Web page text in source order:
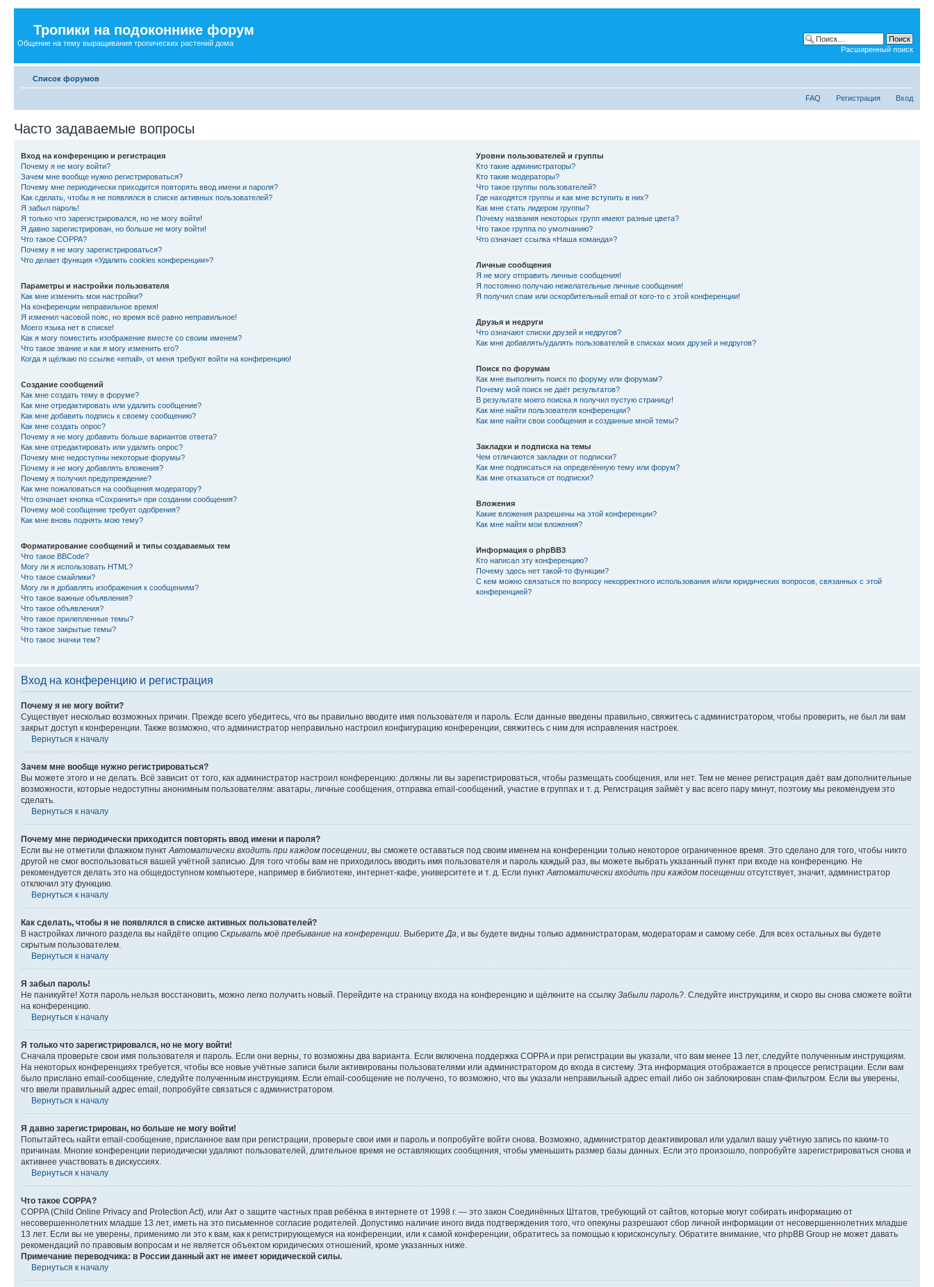
Тропики на подоконнике форум
Общение на тему выращивания тропических растений дома
Расширенный поиск
Список форумов
FAQ Регистрация Вход
Часто задаваемые вопросы
Вход на конференцию и регистрация
Почему я не могу войти?
Зачем мне вообще нужно регистрироваться?
Почему мне периодически приходится повторять ввод имени и пароля?
Как сделать, чтобы я не появлялся в списке активных пользователей?
Я забыл пароль!
Я только что зарегистрировался, но не могу войти!
Я давно зарегистрирован, но больше не могу войти!
Что такое COPPA?
Почему я не могу зарегистрироваться?
Что делает функция «Удалить cookies конференции»?
Параметры и настройки пользователя
Как мне изменить мои настройки?
На конференции неправильное время!
Я изменил часовой пояс, но время всё равно неправильное!
Моего языка нет в списке!
Как я могу поместить изображение вместе со своим именем?
Что такое звание и как я могу изменить его?
Когда я щёлкаю по ссылке «email», от меня требуют войти на конференцию!
Создание сообщений
Как мне создать тему в форуме?
Как мне отредактировать или удалить сообщение?
Как мне добавить подпись к своему сообщению?
Как мне создать опрос?
Почему я не могу добавить больше вариантов ответа?
Как мне отредактировать или удалить опрос?
Почему мне недоступны некоторые форумы?
Почему я не могу добавлять вложения?
Почему я получил предупреждение?
Как мне пожаловаться на сообщения модератору?
Что означает кнопка «Сохранить» при создании сообщения?
Почему моё сообщение требует одобрения?
Как мне вновь поднять мою тему?
Форматирование сообщений и типы создаваемых тем
Что такое BBCode?
Могу ли я использовать HTML?
Что такое смайлики?
Могу ли я добавлять изображения к сообщениям?
Что такое важные объявления?
Что такое объявления?
Что такое прилепленные темы?
Что такое закрытые темы?
Что такое значки тем?
Уровни пользователей и группы
Кто такие администраторы?
Кто такие модераторы?
Что такое группы пользователей?
Где находятся группы и как мне вступить в них?
Как мне стать лидером группы?
Почему названия некоторых групп имеют разные цвета?
Что такое группа по умолчанию?
Что означает ссылка «Наша команда»?
Личные сообщения
Я не могу отправить личные сообщения!
Я постоянно получаю нежелательные личные сообщения!
Я получил спам или оскорбительный email от кого-то с этой конференции!
Друзья и недруги
Что означают списки друзей и недругов?
Как мне добавлять/удалять пользователей в списках моих друзей и недругов?
Поиск по форумам
Как мне выполнить поиск по форуму или форумам?
Почему мой поиск не даёт результатов?
В результате моего поиска я получил пустую страницу!
Как мне найти пользователя конференции?
Как мне найти свои сообщения и созданные мной темы?
Закладки и подписка на темы
Чем отличаются закладки от подписки?
Как мне подписаться на определённую тему или форум?
Как мне отказаться от подписки?
Вложения
Какие вложения разрешены на этой конференции?
Как мне найти мои вложения?
Информация о phpBB3
Кто написал эту конференцию?
Почему здесь нет такой-то функции?
С кем можно связаться по вопросу некорректного использования и/или юридических вопросов, связанных с этой
конференцией?
Вход на конференцию и регистрация
Почему я не могу войти?
Существует несколько возможных причин. Прежде всего убедитесь, что вы правильно вводите имя пользователя и пароль. Если данные введены правильно, свяжитесь с администратором, чтобы проверить, не был ли вам
закрыт доступ к конференции. Также возможно, что администратор неправильно настроил конфигурацию конференции, свяжитесь с ним для исправления настроек.
Вернуться к началу
Зачем мне вообще нужно регистрироваться?
Вы можете этого и не делать. Всё зависит от того, как администратор настроил конференцию: должны ли вы зарегистрироваться, чтобы размещать сообщения, или нет. Тем не менее регистрация даёт вам дополнительные
возможности, которые недоступны анонимным пользователям: аватары, личные сообщения, отправка email-сообщений, участие в группах и т. д. Регистрация займёт у вас всего пару минут, поэтому мы рекомендуем это
сделать.
Вернуться к началу
Почему мне периодически приходится повторять ввод имени и пароля?
Если вы не отметили флажком пункт Автоматически входить при каждом посещении , вы сможете оставаться под своим именем на конференции только некоторое ограниченное время. Это сделано для того, чтобы никто
другой не смог воспользоваться вашей учётной записью. Для того чтобы вам не приходилось вводить имя пользователя и пароль каждый раз, вы можете выбрать указанный пункт при входе на конференцию. Не
рекомендуется делать это на общедоступном компьютере, например в библиотеке, интернет-кафе, университете и т. д. Если пункт Автоматически входить при каждом посещении отсутствует, значит, администратор
отключил эту функцию.
Вернуться к началу
Как сделать, чтобы я не появлялся в списке активных пользователей?
В настройках личного раздела вы найдёте опцию Скрывать моё пребывание на конференции . Выберите Да , и вы будете видны только администраторам, модераторам и самому себе. Для всех остальных вы будете
скрытым пользователем.
Вернуться к началу
Я забыл пароль!
Не паникуйте! Хотя пароль нельзя восстановить, можно легко получить новый. Перейдите на страницу входа на конференцию и щёлкните на ссылку Забыли пароль? . Следуйте инструкциям, и скоро вы снова сможете войти
на конференцию.
Вернуться к началу
Я только что зарегистрировался, но не могу войти!
Сначала проверьте свои имя пользователя и пароль. Если они верны, то возможны два варианта. Если включена поддержка COPPA и при регистрации вы указали, что вам менее 13 лет, следуйте полученным инструкциям.
На некоторых конференциях требуется, чтобы все новые учётные записи были активированы пользователями или администратором до входа в систему. Эта информация отображается в процессе регистрации. Если вам
было прислано email-сообщение, следуйте полученным инструкциям. Если email-сообщение не получено, то возможно, что вы указали неправильный адрес email либо он заблокирован спам-фильтром. Если вы уверены,
что ввели правильный адрес email, попробуйте связаться с администратором.
Вернуться к началу
Я давно зарегистрирован, но больше не могу войти!
Попытайтесь найти email-сообщение, присланное вам при регистрации, проверьте свои имя и пароль и попробуйте войти снова. Возможно, администратор деактивировал или удалил вашу учётную запись по каким-то
причинам. Многие конференции периодически удаляют пользователей, длительное время не оставляющих сообщения, чтобы уменьшить размер базы данных. Если это произошло, попробуйте зарегистрироваться снова и
активнее участвовать в дискуссиях.
Вернуться к началу
Что такое COPPA?
COPPA (Child Online Privacy and Protection Act), или Акт о защите частных прав ребёнка в интернете от 1998 г. — это закон Соединённых Штатов, требующий от сайтов, которые могут собирать информацию от
несовершеннолетних младше 13 лет, иметь на это письменное согласие родителей. Допустимо наличие иного вида подтверждения того, что опекуны разрешают сбор личной информации от несовершеннолетних младше
13 лет. Если вы не уверены, применимо ли это к вам, как к регистрирующемуся на конференции, или к самой конференции, обратитесь за помощью к юрисконсульту. Обратите внимание, что phpBB Group не может давать
рекомендаций по правовым вопросам и не является объектом юридических отношений, кроме указанных ниже.
Примечание переводчика: в России данный акт не имеет юридической силы.
Вернуться к началу